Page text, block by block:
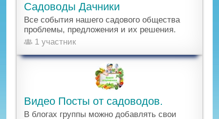
Садоводы Дачники
Все события нашего садового общества
проблемы, предложения и их решения.
1 участник
Видео Посты от садоводов.
В блогах группы можно добавлять свои